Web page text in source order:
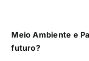
Meio Ambiente e
futuro?